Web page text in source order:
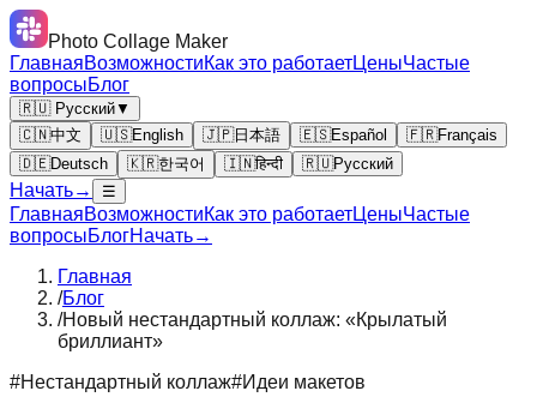
Photo Collage Maker
ГлавнаяВозможностиКак это работаетЦеныЧастые
вопросыБлог
🇷🇺 Русский▼
🇨🇳中文 🇺🇸English 🇯🇵日本語 🇪🇸Español 🇫🇷Français
🇩🇪Deutsch 🇰🇷한국어 🇮🇳हिन्दी 🇷🇺Русский
Начать→ ☰
ГлавнаяВозможностиКак это работаетЦеныЧастые
вопросыБлогНачать→
Главная
/Блог
/Новый нестандартный коллаж: «Крылатый
бриллиант»
#Нестандартный коллаж#Идеи макетов